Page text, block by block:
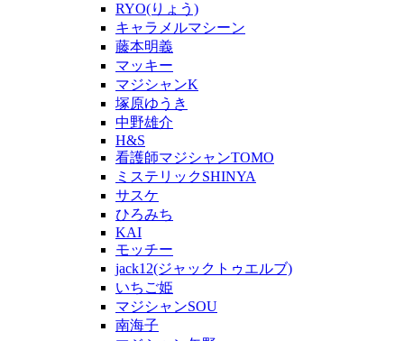
RYO(りょう)
キャラメルマシーン
藤本明義
マッキー
マジシャンK
塚原ゆうき
中野雄介
H&S
看護師マジシャンTOMO
ミステリックSHINYA
サスケ
ひろみち
KAI
モッチー
jack12(ジャックトゥエルブ)
いちご姫
マジシャンSOU
南海子